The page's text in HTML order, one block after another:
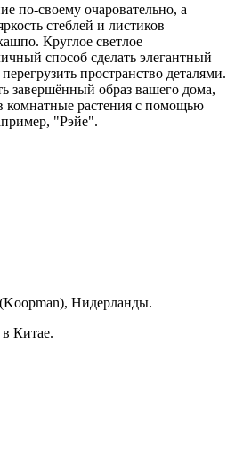
по-своему очаровательно, а
стеблей и листиков
Круглое светлое
способ сделать элегантный
пространство деталями.
завершённый образ вашего дома,
комнатные растения с помощью
"Рэйе".
Нидерланды.
Китае.